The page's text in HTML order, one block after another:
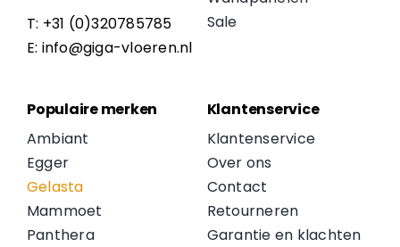
T: +31 (0)320785785
E: info@giga-vloeren.nl
Sale
Populaire merken
Ambiant
Egger
Gelasta
Mammoet
Panthera
Klantenservice
Klantenservice
Over ons
Contact
Retourneren
Garantie en klachten